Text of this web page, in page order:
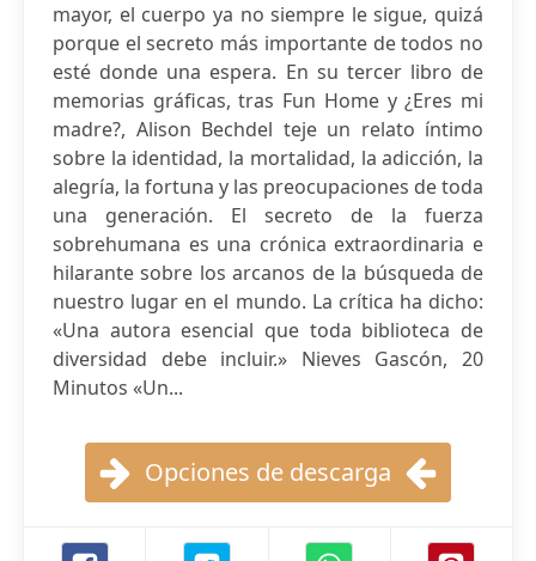
mayor, el cuerpo ya no siempre le sigue, quizá
porque el secreto más importante de todos no
esté donde una espera. En su tercer libro de
memorias gráficas, tras Fun Home y ¿Eres mi
madre?, Alison Bechdel teje un relato íntimo
sobre la identidad, la mortalidad, la adicción, la
alegría, la fortuna y las preocupaciones de toda
una generación. El secreto de la fuerza
sobrehumana es una crónica extraordinaria e
hilarante sobre los arcanos de la búsqueda de
nuestro lugar en el mundo. La crítica ha dicho:
«Una autora esencial que toda biblioteca de
diversidad debe incluir.» Nieves Gascón, 20
Minutos «Un...
Opciones de descarga